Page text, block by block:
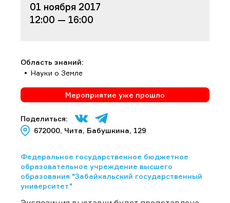
01 ноября 2017
12:00 — 16:00
Область знаний:
Науки о Земле
Мероприятие уже прошло
Поделиться:
672000, Чита, Бабушкина, 129
Федеральное государственное бюджетное
образовательное учреждение высшего
образования "Забайкальский государственный
университет"